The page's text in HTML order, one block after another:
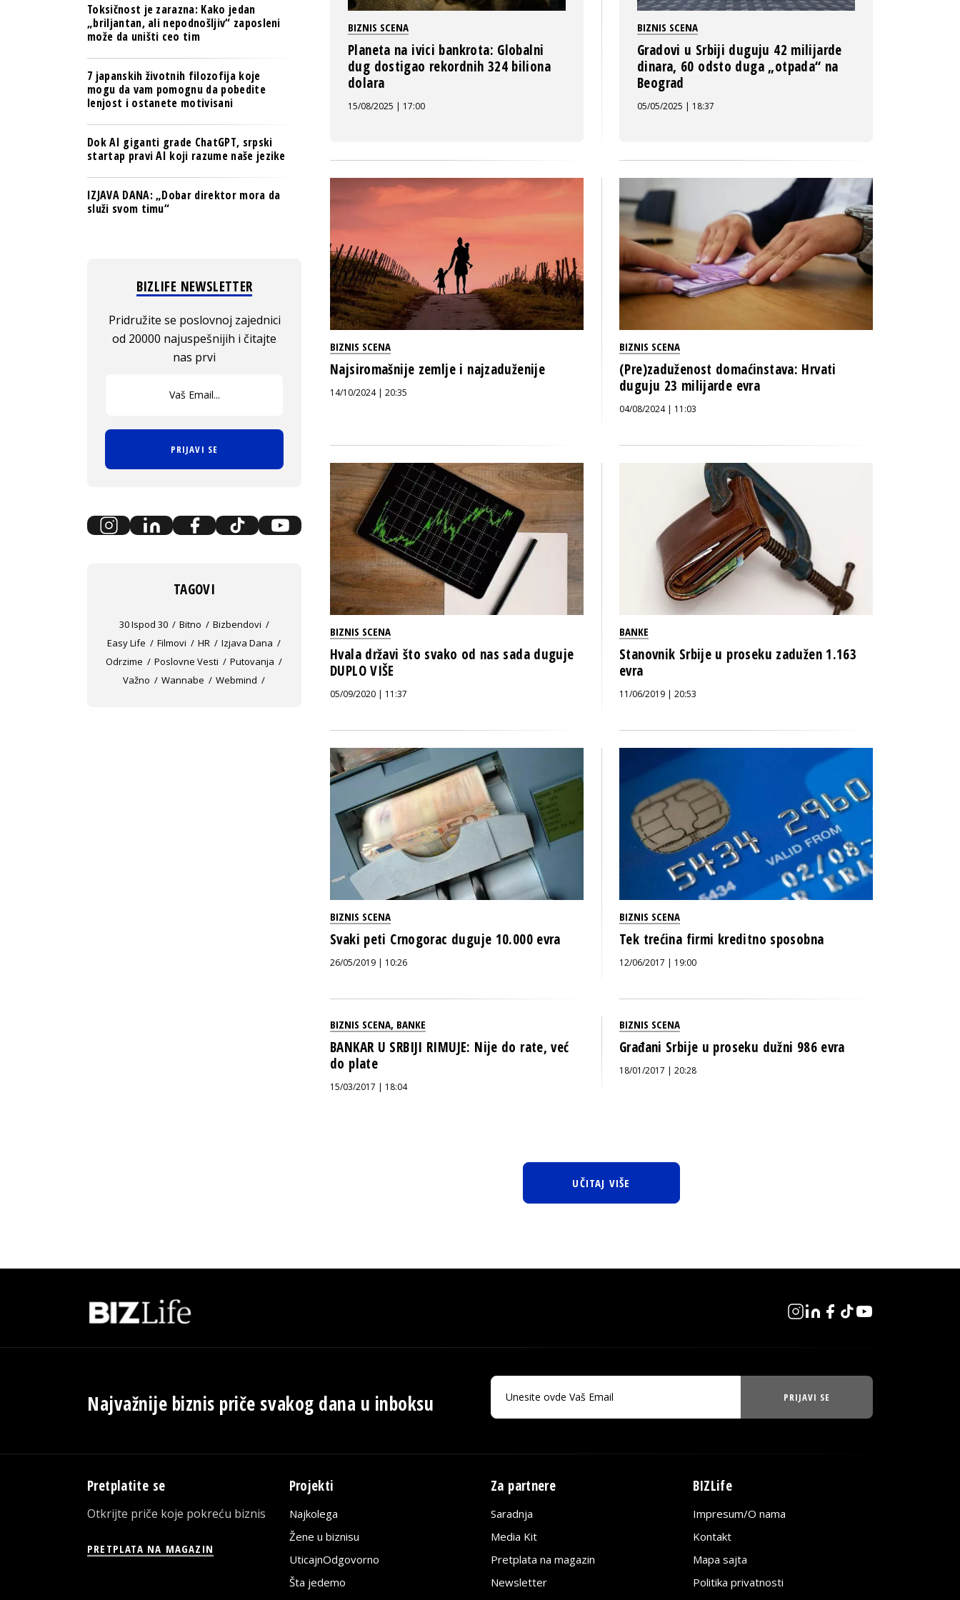
BIZNIS SCENA
Planeta na ivici bankrota: Globalni
dug dostigao rekordnih 324 biliona
dolara
15/08/2025 | 17:00
BIZNIS SCENA
Gradovi u Srbiji duguju 42 milijarde
dinara, 60 odsto duga „otpada“ na
Beograd
05/05/2025 | 18:37
BIZNIS SCENA
Najsiromašnije zemlje i najzaduženije
14/10/2024 | 20:35
BIZNIS SCENA
(Pre)zaduženost domaćinstava: Hrvati
duguju 23 milijarde evra
04/08/2024 | 11:03
BIZNIS SCENA
Hvala državi što svako od nas sada duguje
DUPLO VIŠE
05/09/2020 | 11:37
BANKE
Stanovnik Srbije u proseku zadužen 1.163
evra
11/06/2019 | 20:53
BIZNIS SCENA
Svaki peti Crnogorac duguje 10.000 evra
26/05/2019 | 10:26
BIZNIS SCENA
Tek trećina firmi kreditno sposobna
12/06/2017 | 19:00
BIZNIS SCENA, BANKE
BANKAR U SRBIJI RIMUJE: Nije do rate, već
do plate
15/03/2017 | 18:04
BIZNIS SCENA
Građani Srbije u proseku dužni 986 evra
18/01/2017 | 20:28
UČITAJ VIŠE
Toksičnost je zarazna: Kako jedan
„briljantan, ali nepodnošljiv“ zaposleni
može da uništi ceo tim
7 japanskih životnih filozofija koje
mogu da vam pomognu da pobedite
lenjost i ostanete motivisani
Dok AI giganti grade ChatGPT, srpski
startap pravi AI koji razume naše jezike
IZJAVA DANA: „Dobar direktor mora da
služi svom timu“
BIZLIFE NEWSLETTER
Pridružite se poslovnoj zajednici
od 20000 najuspešnijih i čitajte
nas prvi
PRIJAVI SE
TAGOVI
30 Ispod 30 Bitno
Bizbendovi
Easy Life
Filmovi HR
Izjava Dana
Odrzime
Poslovne Vesti
Putovanja
Važno
Wannabe Webmind
Najvažnije biznis priče svakog dana u inboksu PRIJAVI SE
Pretplatite se
Otkrijte priče koje pokreću biznis
PRETPLATA NA MAGAZIN
Projekti
Najkolega
Žene u biznisu
UticajnOdgovorno
Šta jedemo
Za partnere
Saradnja
Media Kit
Pretplata na magazin
Newsletter
BIZLife
Impresum/O nama
Kontakt
Mapa sajta
Politika privatnosti